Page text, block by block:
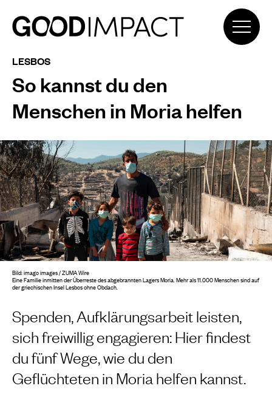
LESBOS
So kannst du den
Menschen in Moria helfen
Spenden, Aufklärungsarbeit leisten,
sich freiwillig engagieren: Hier findest
du fünf Wege, wie du den
Geflüchteten in Moria helfen kannst.
Bild: imago images / ZUMA Wire
Eine Familie inmitten der Überreste des abgebrannten Lagers Moria. Mehr als 11.000 Menschen sind auf
der griechischen Insel Lesbos ohne Obdach.